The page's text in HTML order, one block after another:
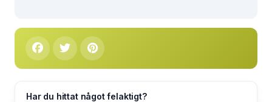
Har du hittat något felaktigt?